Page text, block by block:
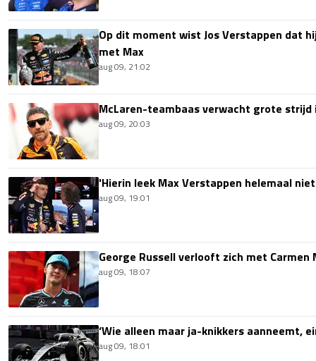
Op dit moment wist Jos Verstappen dat
met Max
aug 09, 21:02
McLaren-teambaas verwacht grote
aug 09, 20:03
'Hierin leek Max Verstappen helemaal
aug 09, 19:01
George Russell verlooft zich met Carmen
aug 09, 18:07
‘Wie alleen maar ja-knikkers aanneemt,
aug 09, 18:01